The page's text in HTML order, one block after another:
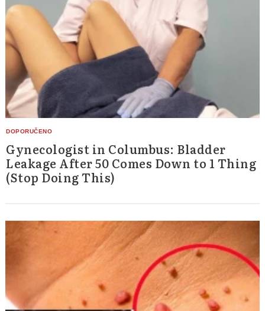
Gynecologist in Columbus: Bladder
Leakage After 50 Comes Down to 1 Thing
(Stop Doing This)